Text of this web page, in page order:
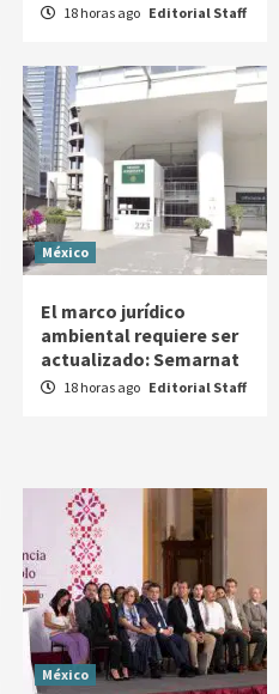
18 horas ago Editorial Staff
México
El marco jurídico
ambiental requiere ser
actualizado: Semarnat
18 horas ago Editorial Staff
México